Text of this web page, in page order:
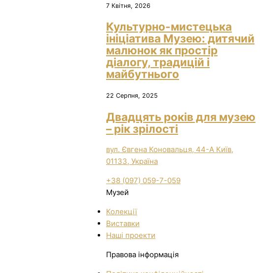
7 Квітня, 2026
Культурно-мистецька
ініціатива Музею: дитячий
малюнок як простір
діалогу, традицій і
майбутнього
22 Серпня, 2025
Двадцять років для музею
– рік зрілості
вул. Євгена Коновальця, 44-А Київ,
01133, Україна
+38 (097) 059-7-059
Музей
Колекції
Виставки
Нашi проекти
Правова інформація